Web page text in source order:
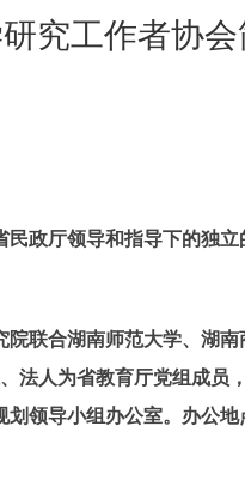
究工作者协会
政厅领导和指导下的独立
联合湖南师范大学、湖
法人为省教育厅党组成员
领导小组办公室。办公